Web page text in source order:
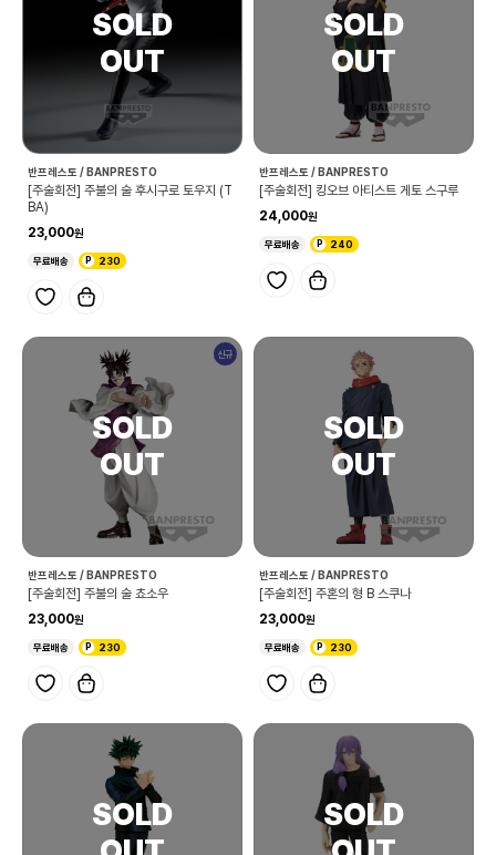
반프레스토 / BANPRESTO
[주술회전] 주불의 술 후시구로 토우지 (T
BA)
23,000
무료배송 230
반프레스토 / BANPRESTO
[주술회전] 킹오브 아티스트 게토 스구루
24,000
무료배송 240
신규
반프레스토 / BANPRESTO
[주술회전] 주불의 술 쵸소우
23,000
무료배송 230
반프레스토 / BANPRESTO
[주술회전] 주혼의 형 B 스쿠나
23,000
무료배송 230